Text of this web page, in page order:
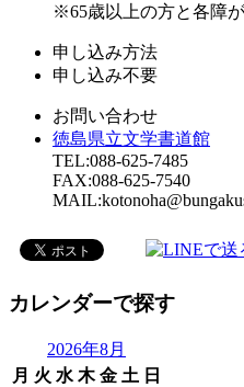
※65歳以上の方と各障
申し込み方法
申し込み不要
お問い合わせ
徳島県立文学書道館
TEL:088-625-7485
FAX:088-625-7540
カレンダーで探す
2026年8月
月 火 水 木 金 土 日